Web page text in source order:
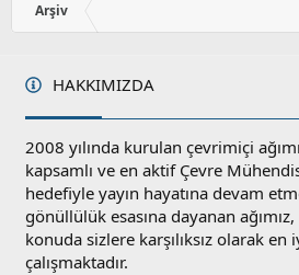
Arşiv
HAKKIMIZDA
2008 yılında kurulan çevrimiçi
kapsamlı ve en aktif Çevre
hedefiyle yayın hayatına devam
gönüllülük esasına dayanan
konuda sizlere karşılıksız olarak
çalışmaktadır.